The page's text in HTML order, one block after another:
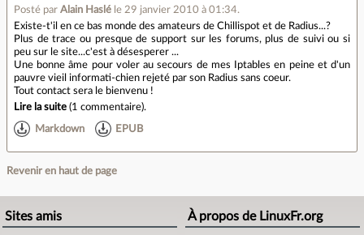
Posté par Alain Haslé le 29 janvier 2010 à 01:34.
Existe-t'il en ce bas monde des amateurs de Chillispot et de Radius...?
Plus de trace ou presque de support sur les forums, plus de suivi ou si
peu sur le site...c'est à désesperer ...
Une bonne âme pour voler au secours de mes Iptables en peine et d'un
pauvre vieil informati-chien rejeté par son Radius sans coeur.
Tout contact sera le bienvenu !
Lire la suite (1 commentaire).
Markdown EPUB
Revenir en haut de page
Sites amis À propos de LinuxFr.org